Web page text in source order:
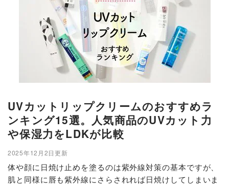
UVカットリップクリームのおすすめラ
ンキング15選。人気商品のUVカット力
や保湿力をLDKが比較
2025年12月2日更新
体や顔に日焼け止めを塗るのは紫外線対策の基本ですが、
肌と同様に唇も紫外線にさらされれば日焼けしてしまいま